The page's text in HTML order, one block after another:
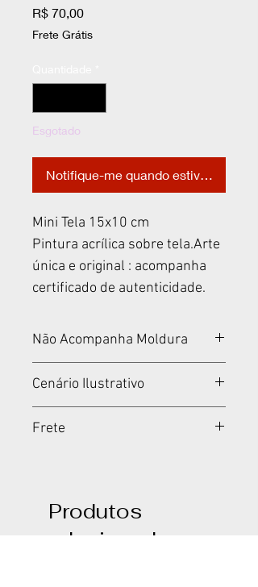
R$ 70,00Preço
Frete Grátis
Esgotado
Notifique-me quando estiver
Mini Tela 15x10 cm
Pintura acrílica sobre tela.Arte
única e original : acompanha
certificado de autenticidade.
Não Acompanha Moldura
Não acompanha moldura.
Cenário Ilustrativo
ilustrativos.
Frete
Produtos
relacionados